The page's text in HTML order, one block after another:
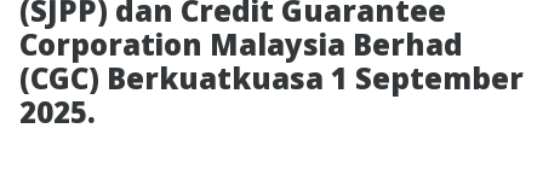
(SJPP) dan Credit Guarantee
Corporation Malaysia Berhad
(CGC) Berkuatkuasa 1 September
2025.